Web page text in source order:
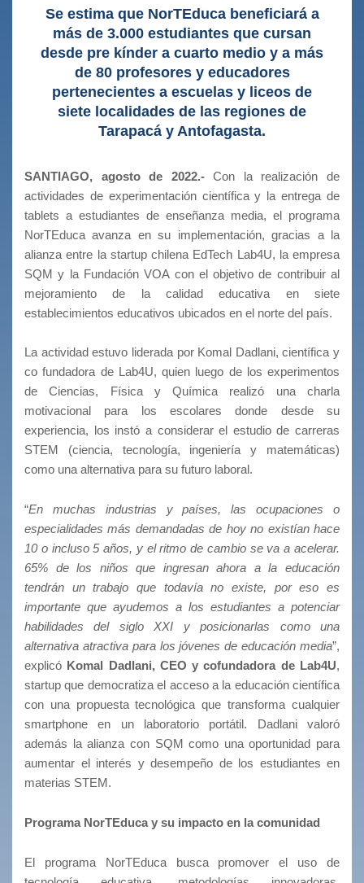
Se estima que NorTEduca beneficiará a
más de 3.000 estudiantes que cursan
desde pre kínder a cuarto medio y a más
de 80 profesores y educadores
pertenecientes a escuelas y liceos de
siete localidades de las regiones de
Tarapacá y Antofagasta.
SANTIAGO, agosto de 2022.-Con la realización de
actividades de experimentación científica y la entrega de
tablets a estudiantes de enseñanza media, el programa
NorTEduca avanza en su implementación, gracias a la
alianza entre la startup chilena EdTech Lab4U, la empresa
SQM y la Fundación VOA con el objetivo de contribuir al
mejoramiento de la calidad educativa en siete
establecimientos educativos ubicados en el norte del país.
La actividad estuvo liderada por Komal Dadlani, científica y
co fundadora de Lab4U, quien luego de los experimentos
de Ciencias, Física y Química realizó una charla
motivacional para los escolares donde desde su
experiencia, los instó a considerar el estudio de carreras
STEM (ciencia, tecnología, ingeniería y matemáticas)
como una alternativa para su futuro laboral.
“En muchas industrias y países, las ocupaciones o
especialidades más demandadas de hoy no existían hace
10 o incluso 5 años, y el ritmo de cambio se va a acelerar.
65% de los niños que ingresan ahora a la educación
tendrán un trabajo que todavía no existe, por eso es
importante que ayudemos a los estudiantes a potenciar
habilidades del siglo XXI y posicionarlas como una
alternativa atractiva para los jóvenes de educación media”,
explicó Komal Dadlani, CEO y cofundadora de Lab4U,
startup que democratiza el acceso a la educación científica
con una propuesta tecnológica que transforma cualquier
smartphone en un laboratorio portátil. Dadlani valoró
además la alianza con SQM como una oportunidad para
aumentar el interés y desempeño de los estudiantes en
materias STEM.
Programa NorTEduca y su impacto en la comunidad
El programa NorTEduca busca promover el uso de